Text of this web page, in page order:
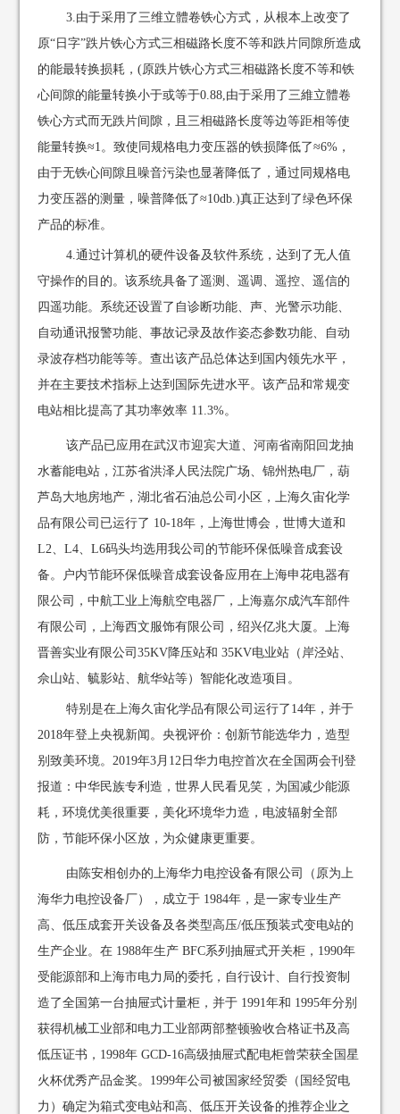
3.由于采用了三维立體卷铁心方式，从根本上改变了
原“日字”跌片铁心方式三相磁路长度不等和跌片同隙所造成
的能最转换损耗，(原跌片铁心方式三相磁路长度不等和铁
心间隙的能量转换小于或等于0.88,由于采用了三維立體卷
铁心方式而无跌片间隙，且三相磁路长度等边等距相等使
能量转换≈1。致使同规格电力变压器的铁损降低了≈6%，
由于无铁心间隙且噪音污染也显著降低了，通过同规格电
力变压器的测量，噪普降低了≈10db.)真正达到了绿色环保
产品的标准。
4.通过计算机的硬件设备及软件系统，达到了无人值
守操作的目的。该系统具备了遥测、遥调、遥控、遥信的
四遥功能。系统还设置了自诊断功能、声、光警示功能、
自动通讯报警功能、事故记录及故作姿态参数功能、自动
录波存档功能等等。查出该产品总体达到国内领先水平，
并在主要技术指标上达到国际先进水平。该产品和常规变
电站相比提高了其功率效率 11.3%。
该产品已应用在武汉市迎宾大道、河南省南阳回龙抽
水蓄能电站，江苏省洪泽人民法院广场、锦州热电厂，葫
芦岛大地房地产，湖北省石油总公司小区，上海久宙化学
品有限公司已运行了 10-18年，上海世博会，世博大道和
L2、L4、L6码头均选用我公司的节能环保低噪音成套设
备。户内节能环保低噪音成套设备应用在上海申花电器有
限公司，中航工业上海航空电器厂，上海嘉尔成汽车部件
有限公司，上海西文服饰有限公司，绍兴亿兆大厦。上海
晋善实业有限公司35KV降压站和 35KV电业站（岸泾站、
佘山站、毓影站、航华站等）智能化改造项目。
特别是在上海久宙化学品有限公司运行了14年，并于
2018年登上央视新闻。央视评价：创新节能选华力，造型
别致美环境。2019年3月12日华力电控首次在全国两会刊登
报道：中华民族专利造，世界人民看见笑，为国减少能源
耗，环境优美很重要，美化环境华力造，电波辐射全部
防，节能环保小区放，为众健康更重要。
由陈安相创办的上海华力电控设备有限公司（原为上
海华力电控设备厂），成立于 1984年，是一家专业生产
高、低压成套开关设备及各类型高压/低压预装式变电站的
生产企业。在 1988年生产 BFC系列抽屉式开关柜，1990年
受能源部和上海市电力局的委托，自行设计、自行投资制
造了全国第一台抽屉式计量柜，并于 1991年和 1995年分别
获得机械工业部和电力工业部两部整顿验收合格证书及高
低压证书，1998年 GCD-16高级抽屉式配电柜曾荣获全国星
火杯优秀产品金奖。1999年公司被国家经贸委（国经贸电
力）确定为箱式变电站和高、低压开关设备的推荐企业之